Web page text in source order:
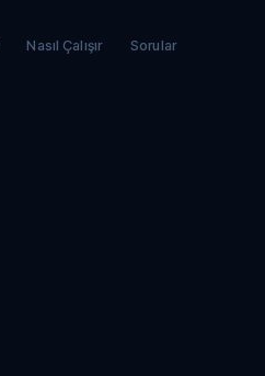
Nasıl Çalışır Sorular